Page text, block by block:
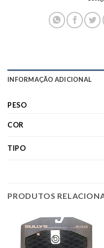
INFORMAÇÃO ADICIONAL
PESO
COR
TIPO
PRODUTOS